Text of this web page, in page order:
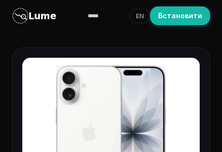
Lume EN Встановити